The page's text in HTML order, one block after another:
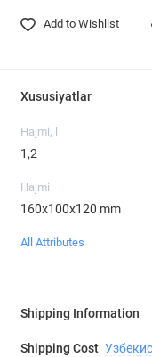
Add to Wishlist
Xususiyatlar
Hajmi, l
1,2
Hajmi
160х100х120 mm
All Attributes
Shipping Information
Shipping Cost